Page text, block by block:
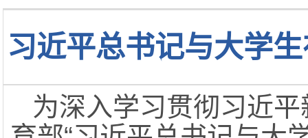
习近平总书记与大学
为深入学习贯彻习近